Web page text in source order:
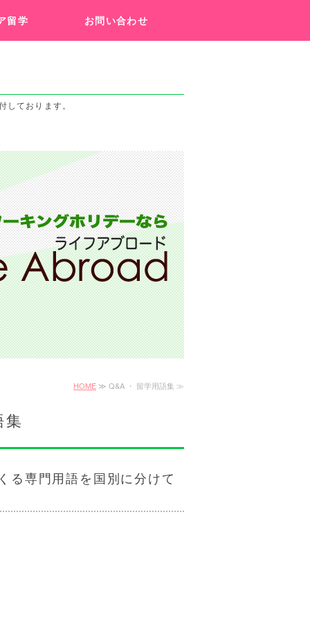
ております。
留学 お問い合わせ
HOME ≫ Q&A ・ 留学用語集 ≫
る専門用語を国別に分けて